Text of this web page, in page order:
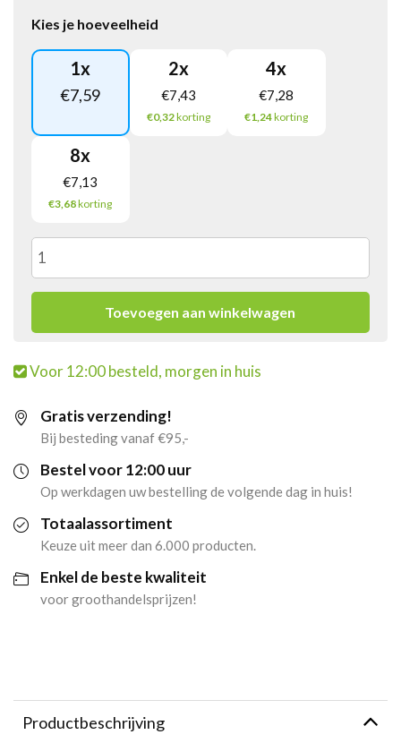
Kies je hoeveelheid
1x
€7,59
2x
€7,43
€0,32korting
4x
€7,28
€1,24korting
8x
€7,13
€3,68korting
Crystal
Clear
PET
(6x
50cl)
aantal
Toevoegen aan winkelwagen
Voor 12:00 besteld, morgen in huis
Gratis verzending!
Bij besteding vanaf €95,-
Bestel voor 12:00 uur
Op werkdagen uw bestelling de volgende dag in huis!
Totaalassortiment
Keuze uit meer dan 6.000 producten.
Enkel de beste kwaliteit
voor groothandelsprijzen!
Productbeschrijving